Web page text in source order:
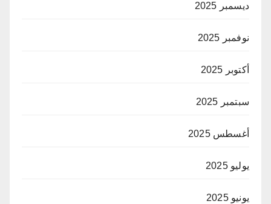
ديسمبر 2025
نوفمبر 2025
أكتوبر 2025
سبتمبر 2025
أغسطس 2025
يوليو 2025
يونيو 2025